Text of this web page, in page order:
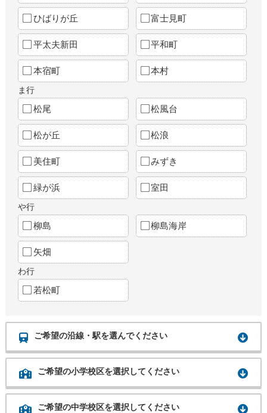
ひばりが丘 富士見町
平太夫新田 平和町
本宿町 本村
ま行
松尾 松風台
松が丘 松浪
美住町 みずき
緑が浜 室田
や行
柳島 柳島海岸
矢畑
わ行
若松町
ご希望の沿線・駅を選んでください
ご希望の小学校区を選択してください
ご希望の中学校区を選択してください